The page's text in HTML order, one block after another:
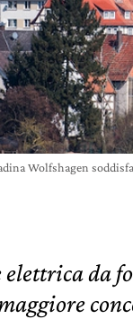
Wolfshagen
elettrica da